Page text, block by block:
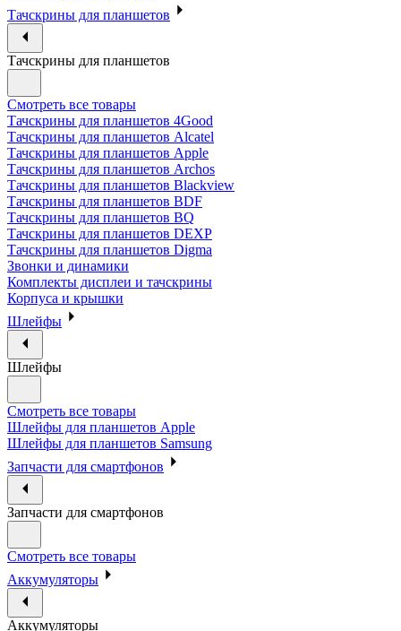
Тачскрины для планшетов
Тачскрины для планшетов
Смотреть все товары
Тачскрины для планшетов 4Good
Тачскрины для планшетов Alcatel
Тачскрины для планшетов Apple
Тачскрины для планшетов Archos
Тачскрины для планшетов Blackview
Тачскрины для планшетов BDF
Тачскрины для планшетов BQ
Тачскрины для планшетов DEXP
Тачскрины для планшетов Digma
Звонки и динамики
Комплекты дисплеи и тачскрины
Корпуса и крышки
Шлейфы
Шлейфы
Смотреть все товары
Шлейфы для планшетов Apple
Шлейфы для планшетов Samsung
Запчасти для смартфонов
Запчасти для смартфонов
Смотреть все товары
Аккумуляторы
Аккумуляторы